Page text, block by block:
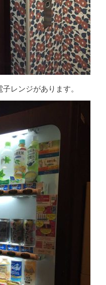
レンジがあります。